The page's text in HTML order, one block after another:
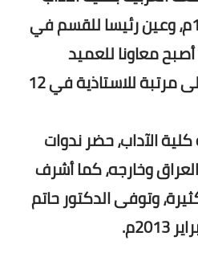
جامعة بغداد سنة 1977م، وعين رئيسا للقسم في
سنة 1984 ثم أصبح معاونا للعميد
للدراسات العليا ورقي إلى مرتبة للاستاذية في 12
الآداب، حضر ندوات
وخارجه، كما أشرف
وتوفى الدكتور حاتم